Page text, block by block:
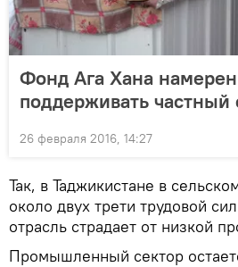
Фонд Ага Хана
поддерживать частный
26 февраля 2016, 14:27
Так, в Таджикистане в
около двух трети трудовой
отрасль страдает от низкой
Промышленный сектор